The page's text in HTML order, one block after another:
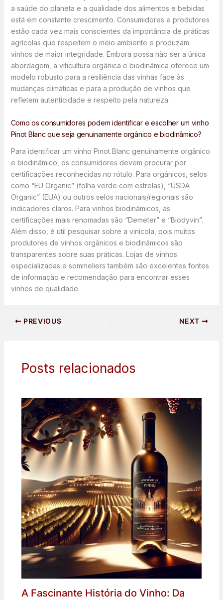
a saúde do planeta e a qualidade dos alimentos e bebidas
está em constante crescimento. Consumidores e produtores
estão cada vez mais conscientes da importância de práticas
agrícolas que respeitem o meio ambiente e produzam
vinhos de maior integridade. Embora possa não ser a única
abordagem, a viticultura orgânica e biodinâmica oferece um
modelo robusto para a resiliência das vinhas face às
mudanças climáticas e para a produção de vinhos que
refletem autenticidade e respeito pela natureza.
Como os consumidores podem identificar e escolher um vinho
Pinot Blanc que seja genuinamente orgânico e biodinâmico?
Para identificar um vinho Pinot Blanc genuinamente orgânico
e biodinâmico, os consumidores devem procurar por
certificações reconhecidas no rótulo. Para orgânicos, selos
como “EU Organic” (folha verde com estrelas), “USDA
Organic” (EUA) ou outros selos nacionais/regionais são
indicadores claros. Para vinhos biodinâmicos, as
certificações mais renomadas são “Demeter” e “Biodyvin”.
Além disso, é útil pesquisar sobre a vinícola, pois muitos
produtores de vinhos orgânicos e biodinâmicos são
transparentes sobre suas práticas. Lojas de vinhos
especializadas e sommeliers também são excelentes fontes
de informação e recomendação para encontrar esses
vinhos de qualidade.
PREVIOUS NEXT
Posts relacionados
A Fascinante História do Vinho: Da